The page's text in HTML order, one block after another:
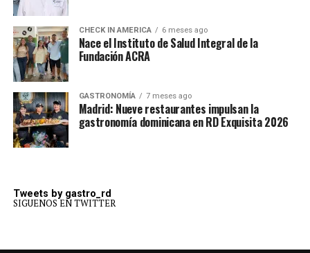
CHECK IN AMERICA 6 meses ago
Nace el Instituto de Salud Integral de la
Fundación ACRA
GASTRONOMÍA 7 meses ago
Madrid: Nueve restaurantes impulsan la
gastronomía dominicana en RD Exquisita 2026
Tweets by gastro_rd
SIGUENOS EN TWITTER